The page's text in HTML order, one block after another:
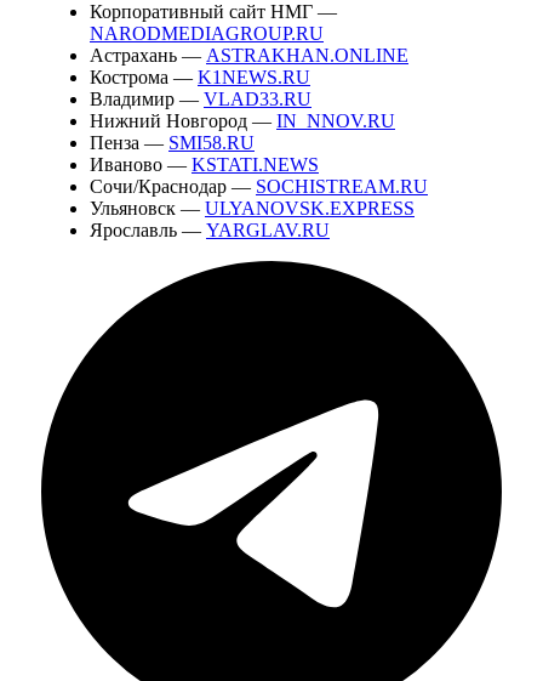
Корпоративный сайт НМГ —
NARODMEDIAGROUP.RU
Астрахань — ASTRAKHAN.ONLINE
Кострома — K1NEWS.RU
Владимир — VLAD33.RU
Нижний Новгород — IN_NNOV.RU
Пенза — SMI58.RU
Иваново — KSTATI.NEWS
Сочи/Краснодар — SOCHISTREAM.RU
Ульяновск — ULYANOVSK.EXPRESS
Ярославль — YARGLAV.RU